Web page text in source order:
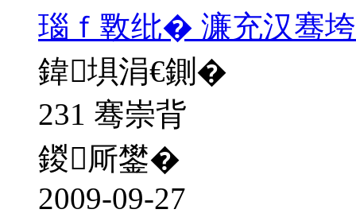
瑙ｆ斁纰� 濂充汉骞
鍏埧涓€鍘�
231 骞崇背
鍐厛鐢�
2009-09-27